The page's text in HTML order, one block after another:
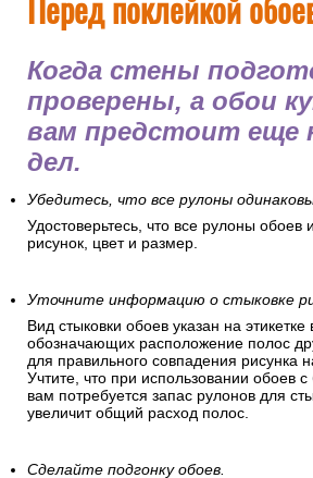
Когда стены
проверены, а обои
вам предстоит еще
дел.
Убедитесь, что все рулоны
Удостоверьтесь, что все рулоны
рисунок, цвет и размер.
Уточните информацию о стыковке
Вид стыковки обоев указан на этикетке
обозначающих расположение полос
для правильного совпадения рисунка
Учтите, что при использовании обоев
вам потребуется запас рулонов для
увеличит общий расход полос.
Сделайте подгонку обоев.